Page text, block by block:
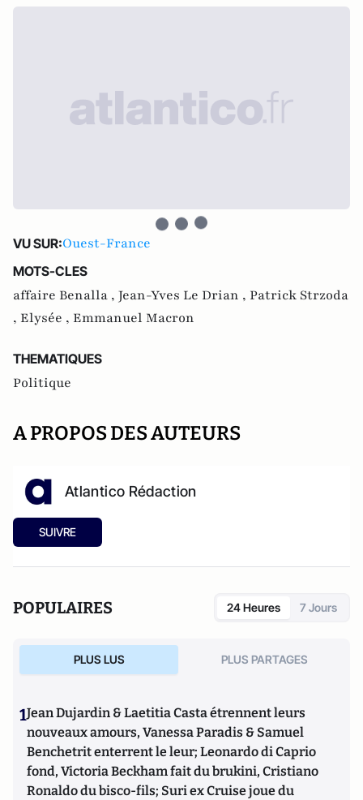
VU SUR:Ouest-France
MOTS-CLES
affaire Benalla , Jean-Yves Le Drian , Patrick Strzoda
, Elysée , Emmanuel Macron
THEMATIQUES
Politique
A PROPOS DES AUTEURS
Atlantico Rédaction
SUIVRE
POPULAIRES 24 Heures 7 Jours
PLUS LUS PLUS PARTAGES
1Jean Dujardin & Laetitia Casta étrennent leurs
nouveaux amours, Vanessa Paradis & Samuel
Benchetrit enterrent le leur; Leonardo di Caprio
fond, Victoria Beckham fait du brukini, Cristiano
Ronaldo du bisco-fils; Suri ex Cruise joue du